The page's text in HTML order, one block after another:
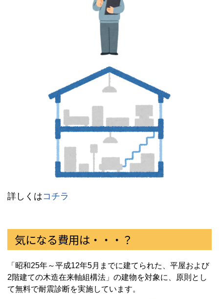
詳しくはコチラ
気になる費用は・・・？
「昭和25年～平成12年5月までに建てられた、平屋および
2階建ての木造在来軸組構法」の建物を対象に、原則とし
て無料で耐震診断を実施しています。